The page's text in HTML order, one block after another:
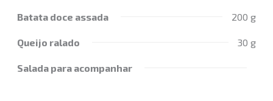
Batata doce assada 200 g
Queijo ralado 30 g
Salada para acompanhar